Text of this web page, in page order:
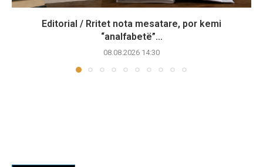
Editorial / Rritet nota mesatare, por kemi
“analfabetë”...
08.08.2026 14:30